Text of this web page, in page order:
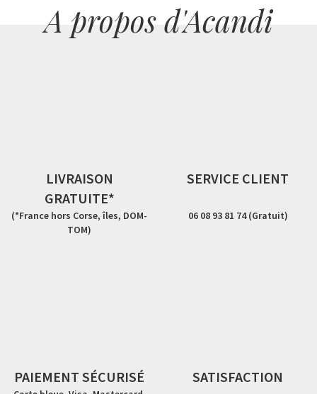
A propos d'Acandi
LIVRAISON
GRATUITE*
(*France hors Corse, îles, DOM-
TOM)
SERVICE CLIENT
06 08 93 81 74 (Gratuit)
PAIEMENT SÉCURISÉ SATISFACTION